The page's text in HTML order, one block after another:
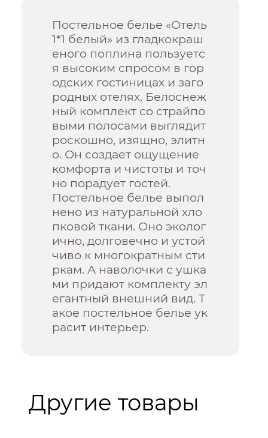
Постельное белье «Отель
1*1 белый» из гладкокраш
еного поплина пользуетс
я высоким спросом в гор
одских гостиницах и заго
родных отелях. Белоснеж
ный комплект со страйпо
выми полосами выглядит
роскошно, изящно, элитн
о. Он создает ощущение
комфорта и чистоты и точ
но порадует гостей.
Постельное белье выпол
нено из натуральной хло
пковой ткани. Оно эколог
ично, долговечно и устой
чиво к многократным сти
ркам. А наволочки с ушка
ми придают комплекту эл
егантный внешний вид. Т
акое постельное белье ук
расит интерьер.
Другие товары